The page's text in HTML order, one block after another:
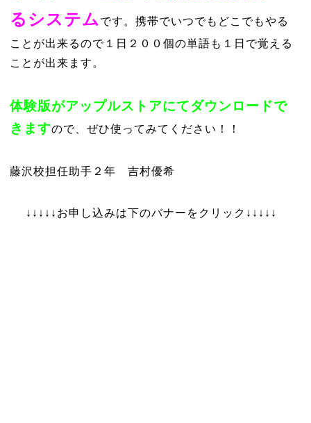
るシステム です。携帯でいつでもどこでもやる
ことが出来るので１日２００個の単語も１日で覚える
ことが出来ます。
体験版がアップルストアにてダウンロードで
きますので、ぜひ使ってみてください！！
藤沢校担任助手２年 吉村優希
↓↓↓↓↓お申し込みは下のバナーをクリック↓↓↓↓↓